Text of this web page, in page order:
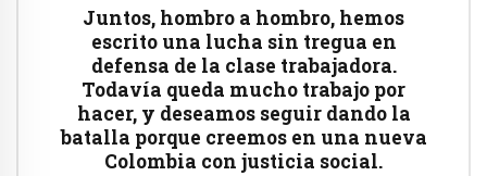
Juntos, hombro a hombro, hemos
escrito una lucha sin tregua en
defensa de la clase trabajadora.
Todavía queda mucho trabajo por
hacer, y deseamos seguir dando la
batalla porque creemos en una nueva
Colombia con justicia social.